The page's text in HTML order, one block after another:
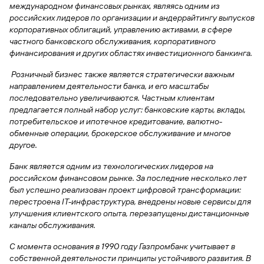
специальные
предложения
Газпром
Бонус
Информация
для
держателей
карт
карта-стикер
Банки-
партнеры
Pay
полезно
Часто
задаваемые
вопросы
Калькулятор
вкладов
Быстрый
поиск
сайту
Вклады
Отчет о
кредитной
истории
помощник
Быстрый
поиск
по
сайту
Вклады
Открыть
брокерский
счет
обслуживание
Инвестиционные
продукты
доверительного
управления
Налоговый
вычет
Быстрый
поиск
сайту
Отчет о
кредитной
истории
Станьте
партнером
Быстрый
поиск
по
сайту
Вклады
Кредитный
рейтинг
кредитной
истории
Станьте
партнером
Партнерам
Информация
для
партнеров
Быстрый
по
Gazprom
Pay
банк
Мобильное
приложение
GPB-
Trade
GorodPay
Открыть
брокерский
счет
Отделения
банка
Банкоматы
инкассация
с Moniron
Онлайн-
касса 3 в 1 с
эквайрингом
Может
быть
полезно
115-ФЗ
для
бизнеса
115-ФЗ
для
среднего
сервисы
«Копии
документов»
и «Справки»
Быстрый
поиск
по
сайту
Вклады
Курсы
валют
оплата
таможенных
платежей
Быстрый
поиск
по
сайту
Вклады
по
сайту
Вклады
сайту
Вклады
международном финансовых рынках, являясь одним из
российских лидеров по организации и андеррайтингу выпусков
корпоративных облигаций, управлению активами, в сфере
частного банковского обслуживания, корпоративного
финансирования и других областях инвестиционного банкинга.
Розничный бизнес также является стратегически важным
направлением деятельности банка, и его масштабы
последовательно увеличиваются. Частным клиентам
предлагается полный набор услуг: банковские карты, вклады,
потребительское и ипотечное кредитование, валютно-
обменные операции, брокерское обслуживание и многое
другое.
Банк является одним из технологических лидеров на
российском финансовом рынке. За последние несколько лет
был успешно реализован проект цифровой трансформации:
перестроена IT-инфраструктура, внедрены новые сервисы для
улучшения клиентского опыта, перезапущены дистанционные
каналы обслуживания.
С момента основания в 1990 году Газпромбанк учитывает в
собственной деятельности принципы устойчивого развития. В